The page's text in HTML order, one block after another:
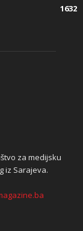
1632
za medijsku
iz Sarajeva.